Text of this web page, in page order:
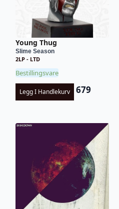
Young Thug
Slime Season
2LP - LTD
Bestillingsvare
Legg I Handlekurv 679